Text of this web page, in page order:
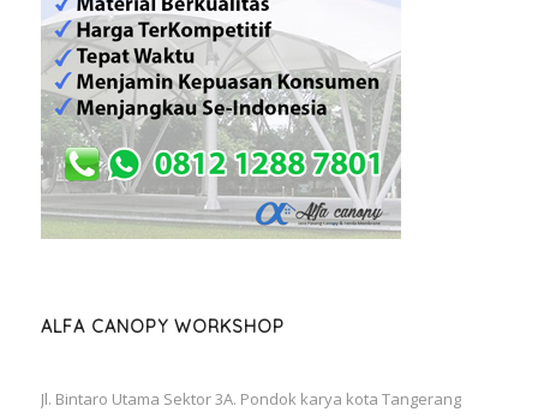
ALFA CANOPY WORKSHOP
Jl. Bintaro Utama Sektor 3A. Pondok karya kota Tangerang